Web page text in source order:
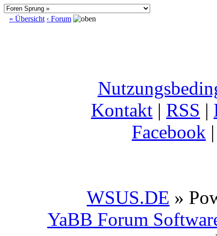
« Übersicht ‹ Forum
Kontakt | RSS |
Facebook
WSUS.DE »
YaBB Forum